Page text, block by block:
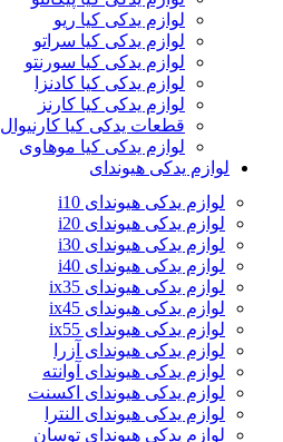
لوازم یدکی کیا ریو
لوازم یدکی کیا سراتو
لوازم یدکی کیا سورنتو
لوازم یدکی کیا کادنزا
لوازم یدکی کیا کارنز
قطعات یدکی کیا کارنیوال
لوازم یدکی کیا موهاوی
لوازم یدکی هیوندای
لوازم یدکی هیوندای i10
لوازم یدکی هیوندای i20
لوازم یدکی هیوندای i30
لوازم یدکی هیوندای i40
لوازم یدکی هیوندای ix35
لوازم یدکی هیوندای ix45
لوازم یدکی هیوندای ix55
لوازم یدکی هیوندای آزرا
لوازم یدکی هیوندای آوانته
لوازم یدکی هیوندای اکسنت
لوازم یدکی هیوندای النترا
لوازم یدکی هیوندای توسان